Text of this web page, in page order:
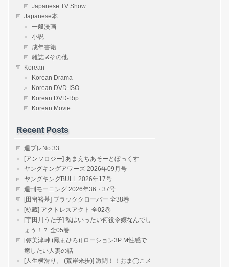
Japanese TV Show
Japanese本
一般漫画
小説
成年書籍
雑誌 &その他
Korean
Korean Drama
Korean DVD-ISO
Korean DVD-Rip
Korean Movie
Recent Posts
週プレNo.33
[アンソロジー] あまえちあそーとぼっくす
ヤングキングアワーズ 2026年09月号
ヤングキングBULL 2026年17号
週刊モーニング 2026年36・37号
[田畠裕基] ブラッククローバー 全38巻
[椋蔵] アクトレスアクト 全02巻
[宇田川うた子] 私はいったい何役令嬢なんでし
ょう！？ 全05巻
[弥美津峠 (鳳まひろ)] ローション3P M性感で
癒したい人妻の話
[人生横滑り。 (荒岸来歩)] 激闘！！おま◯こメ